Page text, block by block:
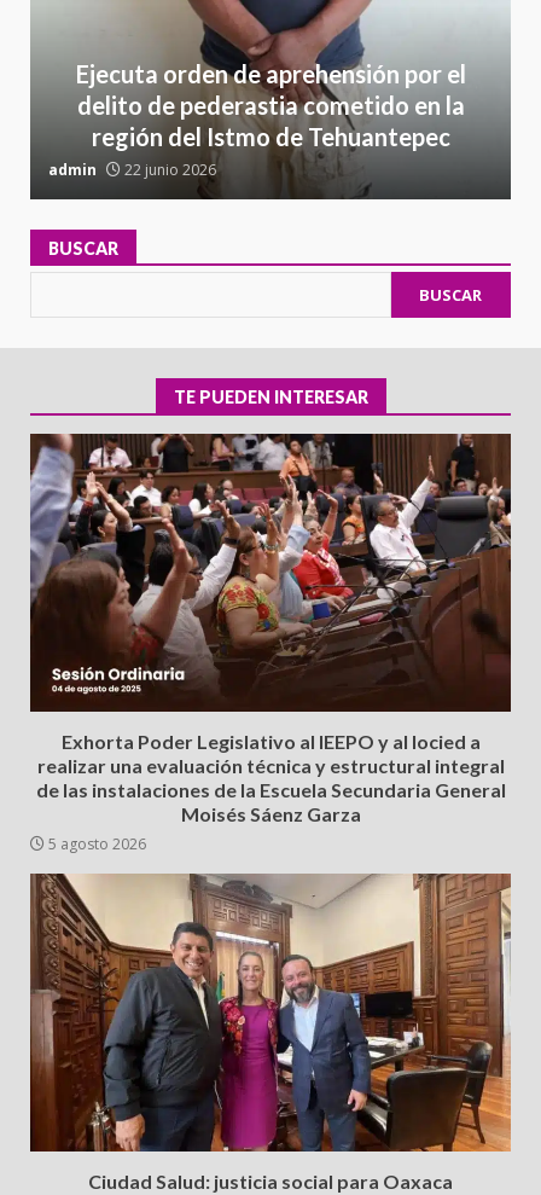
Ejecuta orden de aprehensión por el
delito de pederastia cometido en la
región del Istmo de Tehuantepec
admin 22 junio 2026
BUSCAR
BUSCAR
TE PUEDEN INTERESAR
Exhorta Poder Legislativo al IEEPO y al Iocied a
realizar una evaluación técnica y estructural integral
de las instalaciones de la Escuela Secundaria General
Moisés Sáenz Garza
5 agosto 2026
Ciudad Salud: justicia social para Oaxaca